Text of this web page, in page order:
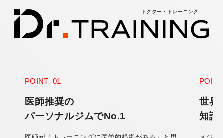
POINT01
医師推奨の
パーソナルジムでNo.1
世界
知識